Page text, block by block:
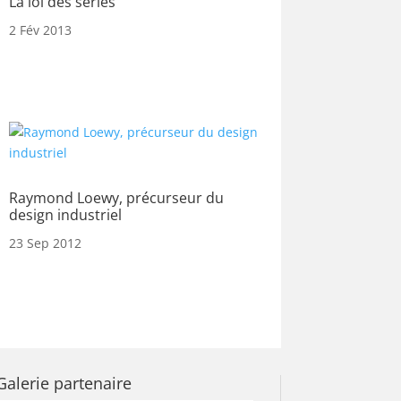
2 Fév 2013
Raymond Loewy, précurseur du
design industriel
23 Sep 2012
partenaire